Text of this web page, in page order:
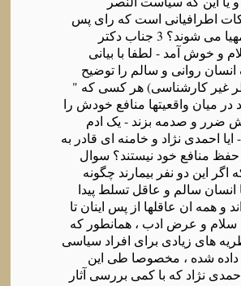
اطرافیانی است که رای پس
از مرگ خامنه ای مهیا می شوند؟ 3 جناب دکتر
و خوش آمد - لطفا با بیانی
روانی و سالم را توضیح
غیر کارشناسی) هر کسی که "
در میان واقعیتها منافع خودش را
ضرر و صدمه بزند - یک ادم
احمدی نژاد و خامنه ای قادر به
منافع خود نیستند؟ سوال
این دو نفر بیمارند چگونه
انسان سالم و عاقل تسلط پیدا
و همه ان عاقلها از پس اینان تا
سلام و عرض ادب ، همانطور که
های زیادی برای افراد سیاسی
داده شده ، مخصوصا طی این
نژاد که با کمی بررسی آثار